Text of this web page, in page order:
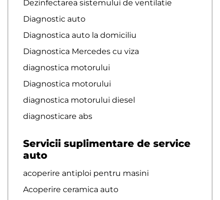
Dezinfectarea sistemului de ventilatie
Diagnostic auto
Diagnostica auto la domiciliu
Diagnostica Mercedes cu viza
diagnostica motorului
Diagnostica motorului
diagnostica motorului diesel
diagnosticare abs
Servicii suplimentare de service
auto
acoperire antiploi pentru masini
Acoperire ceramica auto